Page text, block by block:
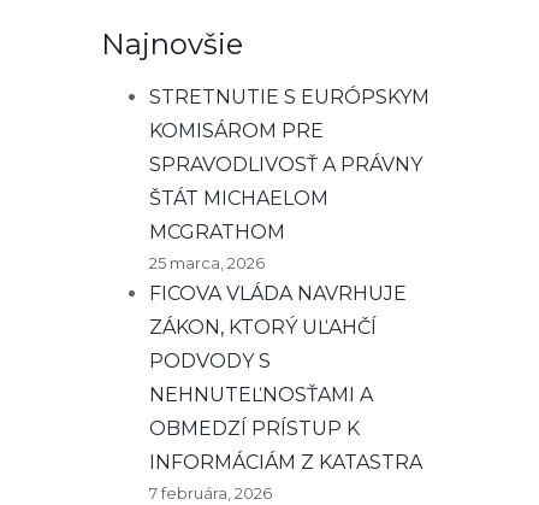
Najnovšie
STRETNUTIE S EURÓPSKYM
KOMISÁROM PRE
SPRAVODLIVOSŤ A PRÁVNY
ŠTÁT MICHAELOM
MCGRATHOM
25 marca, 2026
FICOVA VLÁDA NAVRHUJE
ZÁKON, KTORÝ UĽAHČÍ
PODVODY S
NEHNUTEĽNOSŤAMI A
OBMEDZÍ PRÍSTUP K
INFORMÁCIÁM Z KATASTRA
7 februára, 2026